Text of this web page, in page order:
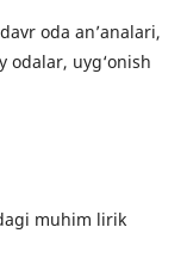
oda an’analari,
odalar, uyg‘onish
muhim lirik